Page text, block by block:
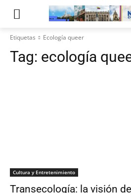
Etiquetas Ecología queer
Tag: ecología
Cultura y Entretenimiento
Transecología: la visión